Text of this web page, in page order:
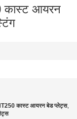
कास्ट आयरन
कास्ट आयरन बेड प्लेट्स,